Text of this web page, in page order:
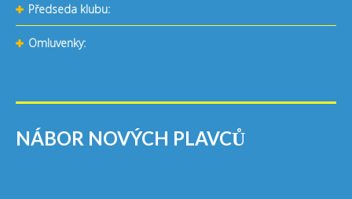
Předseda klubu:
Omluvenky:
NÁBOR NOVÝCH PLAVCŮ